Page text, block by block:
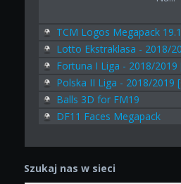
TCM Logos Megapack 19.1
Lotto Ekstraklasa - 2018/
Fortuna I Liga - 2018/2019
Polska II Liga - 2018/2019
Balls 3D for FM19
DF11 Faces Megapack
Szukaj nas w sieci